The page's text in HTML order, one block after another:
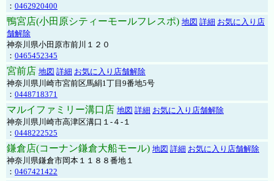
： 0462920400
鴨宮店(小田原シティーモールフレスポ) 地図 詳細 お気に入り店
舗解除
神奈川県小田原市前川１２０
： 0465452345
宮前店 地図 詳細 お気に入り店舗解除
神奈川県川崎市宮前区馬絹1丁目9番地5号
： 0448718371
マルイファミリー溝口店 地図 詳細 お気に入り店舗解除
神奈川県川崎市高津区溝口１-４-１
： 0448222525
鎌倉店(コーナン鎌倉大船モール) 地図 詳細 お気に入り店舗解除
神奈川県鎌倉市岡本１１８８番地１
： 0467421422